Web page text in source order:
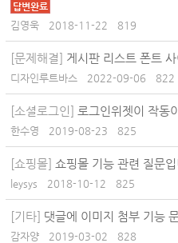
답변완료
김영욱 2018-11-22 819
[문제해결] 게시판 리스트 폰트
디자인루트바스 2022-09-06 822
[소셜로그인] 로그인위젯이 작동
한수영 2019-08-23 825
[쇼핑몰] 쇼핑몰 기능 관련 질문입
leysys 2018-10-12 825
[기타] 댓글에 이미지 첨부 기능
감자양 2019-03-02 828